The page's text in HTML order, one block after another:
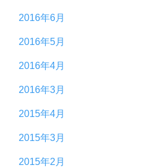
2016年6月
2016年5月
2016年4月
2016年3月
2015年4月
2015年3月
2015年2月